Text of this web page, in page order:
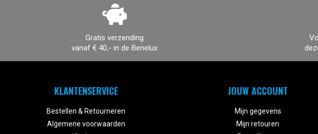
Gratis verzending
vanaf € 40,- in de Benelux
KLANTENSERVICE
Bestellen & Retourneren
Algemene voorwaarden
JOUW ACCOUNT
Mijn gegevens
Mijn retouren